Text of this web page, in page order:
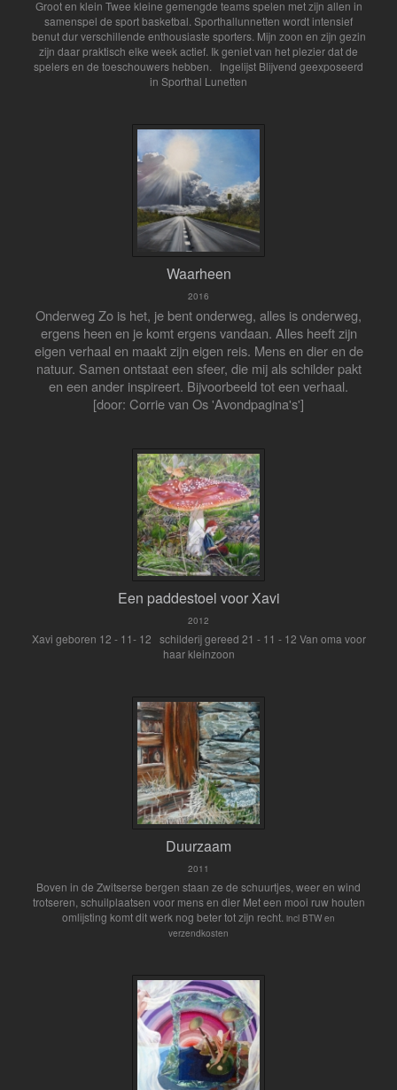
Groot en klein Twee kleine gemengde teams spelen met zijn allen in
samenspel de sport basketbal. Sporthallunnetten wordt intensief
benut dur verschillende enthousiaste sporters. Mijn zoon en zijn gezin
zijn daar praktisch elke week actief. Ik geniet van het plezier dat de
spelers en de toeschouwers hebben. Ingelijst Blijvend geexposeerd
in Sporthal Lunetten
Waarheen
2016
Onderweg Zo is het, je bent onderweg, alles is onderweg,
ergens heen en je komt ergens vandaan. Alles heeft zijn
eigen verhaal en maakt zijn eigen reis. Mens en dier en de
natuur. Samen ontstaat een sfeer, die mij als schilder pakt
en een ander inspireert. Bijvoorbeeld tot een verhaal.
[door: Corrie van Os 'Avondpagina's']
Een paddestoel voor Xavi
2012
Xavi geboren 12 - 11- 12 schilderij gereed 21 - 11 - 12 Van oma voor
haar kleinzoon
Duurzaam
2011
Boven in de Zwitserse bergen staan ze de schuurtjes, weer en wind
trotseren, schuilplaatsen voor mens en dier Met een mooi ruw houten
omlijsting komt dit werk nog beter tot zijn recht. incl BTW en
verzendkosten